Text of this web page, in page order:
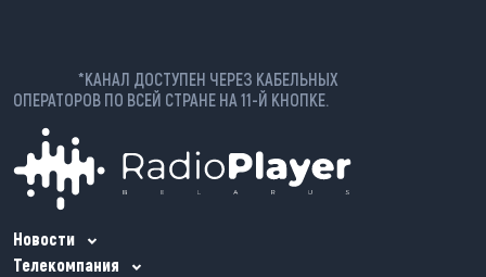
*КАНАЛ ДОСТУПЕН ЧЕРЕЗ КАБЕЛЬНЫХ
ОПЕРАТОРОВ ПО ВСЕЙ СТРАНЕ НА 11-Й КНОПКЕ.
Новости
Телекомпания